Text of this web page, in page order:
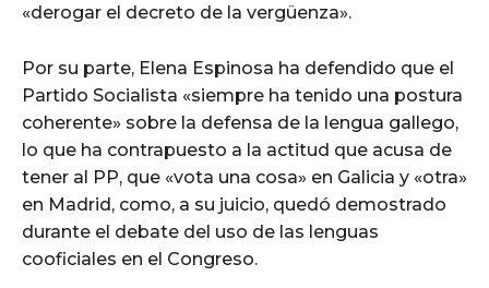
«derogar el decreto de la vergüenza».
Por su parte, Elena Espinosa ha defendido que el
Partido Socialista «siempre ha tenido una postura
coherente» sobre la defensa de la lengua gallego,
lo que ha contrapuesto a la actitud que acusa de
tener al PP, que «vota una cosa» en Galicia y «otra»
en Madrid, como, a su juicio, quedó demostrado
durante el debate del uso de las lenguas
cooficiales en el Congreso.